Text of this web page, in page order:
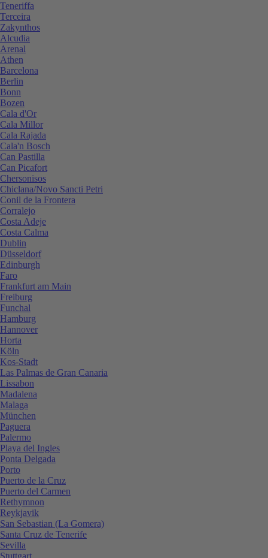
Teneriffa
Terceira
Zakynthos
Alcudia
Arenal
Athen
Barcelona
Berlin
Bonn
Bozen
Cala d'Or
Cala Millor
Cala Rajada
Cala'n Bosch
Can Pastilla
Can Picafort
Chersonisos
Chiclana/Novo Sancti Petri
Conil de la Frontera
Corralejo
Costa Adeje
Costa Calma
Dublin
Düsseldorf
Edinburgh
Faro
Frankfurt am Main
Freiburg
Funchal
Hamburg
Hannover
Horta
Köln
Kos-Stadt
Las Palmas de Gran Canaria
Lissabon
Madalena
Malaga
München
Paguera
Palermo
Playa del Ingles
Ponta Delgada
Porto
Puerto de la Cruz
Puerto del Carmen
Rethymnon
Reykjavik
San Sebastian (La Gomera)
Santa Cruz de Tenerife
Sevilla
Stuttgart